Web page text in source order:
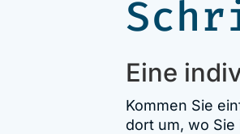
Eine
Kommen Sie
dort um, wo